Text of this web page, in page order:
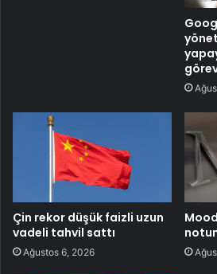
Çin rekor düşük faizli uzun
vadeli tahvil sattı
Ağustos 6, 2026